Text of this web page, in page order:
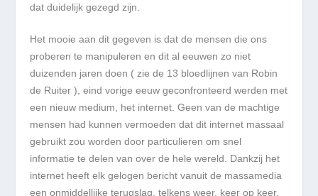
dat duidelijk gezegd zijn.
Het mooie aan dit gegeven is dat de mensen die ons
proberen te manipuleren en dit al eeuwen zo niet
duizenden jaren doen ( zie de 13 bloedlijnen van Robin
de Ruiter ), eind vorige eeuw geconfronteerd werden met
een nieuw medium, het internet. Geen van de machtige
mensen had kunnen vermoeden dat dit internet massaal
gebruikt zou worden door particulieren om snel
informatie te delen van over de hele wereld. Dankzij het
internet heeft elk gelogen bericht vanuit de massamedia
een onmiddellijke terugslag, telkens weer, keer op keer.